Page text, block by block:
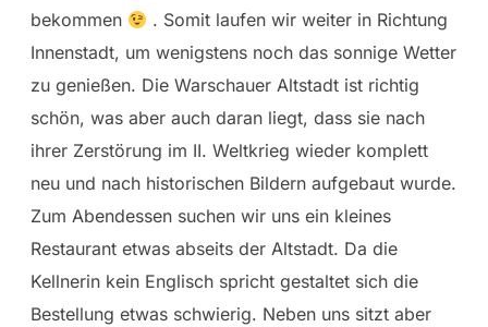
bekommen
. Somit laufen wir weiter in Richtung
Innenstadt, um wenigstens noch das sonnige Wetter
zu genießen. Die Warschauer Altstadt ist richtig
schön, was aber auch daran liegt, dass sie nach
ihrer Zerstörung im II. Weltkrieg wieder komplett
neu und nach historischen Bildern aufgebaut wurde.
Zum Abendessen suchen wir uns ein kleines
Restaurant etwas abseits der Altstadt. Da die
Kellnerin kein Englisch spricht gestaltet sich die
Bestellung etwas schwierig. Neben uns sitzt aber